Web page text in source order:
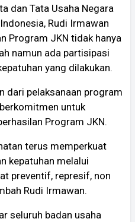
dan Tata Usaha Negara
Rudi Irmawan
Program JKN tidak hanya
namun ada partisipasi
yang dilakukan.
dari pelaksanaan program
untuk
Program JKN.
terus memperkuat
kepatuhan melalui
preventif, represif, non
Rudi Irmawan.
seluruh badan usaha